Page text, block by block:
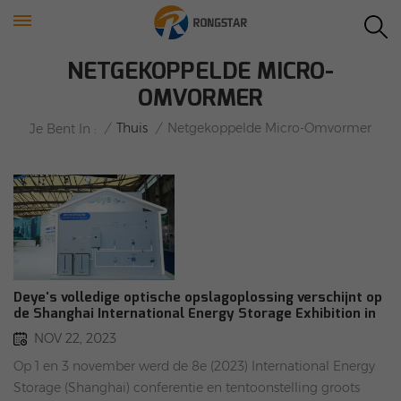
NETGEKOPPELDE MICRO-
OMVORMER
Je Bent In : / Thuis / Netgekoppelde Micro-Omvormer
Deye's volledige optische opslagoplossing verschijnt op
de Shanghai International Energy Storage Exhibition in
2023NOV 22, 2023
Op 1 en 3 november werd de 8e (2023) International Energy
Storage (Shanghai) conferentie en tentoonstelling groots